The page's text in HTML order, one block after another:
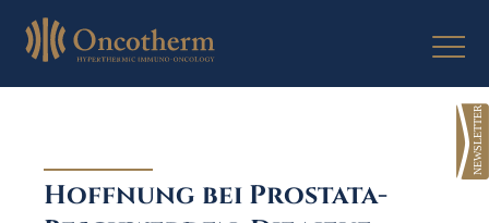
Hoffnung bei Prostata-